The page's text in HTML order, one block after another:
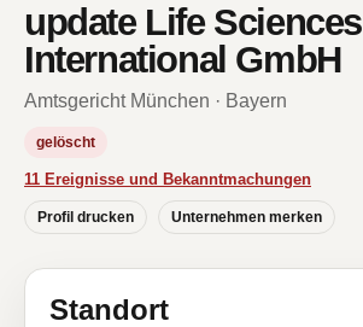
update Life Sciences
International GmbH
Amtsgericht München · Bayern
gelöscht
11 Ereignisse und Bekanntmachungen
Profil drucken Unternehmen merken
Standort